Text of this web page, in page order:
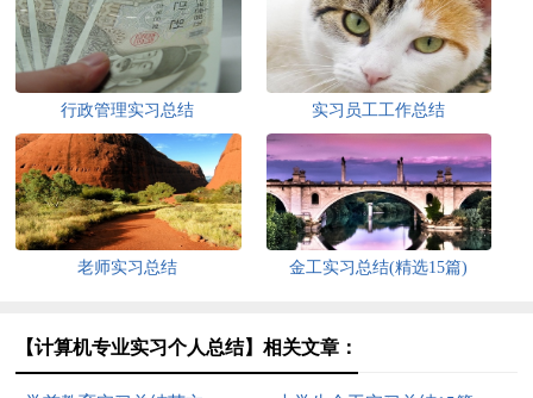
行政管理实习总结 实习员工工作总结
老师实习总结 金工实习总结(精选15篇)
【计算机专业实习个人总结】相关文章：